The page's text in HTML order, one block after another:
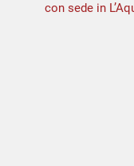
con sede in